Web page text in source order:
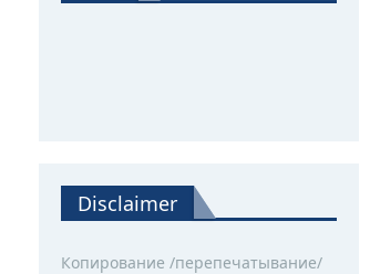
Disclaimer
Копирование /перепечатывание/